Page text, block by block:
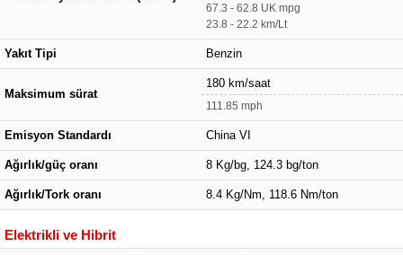
67.3 - 62.8 UK mpg
23.8 - 22.2 km/Lt
Yakıt Tipi Benzin
Maksimum sürat
180 km/saat
111.85 mph
Emisyon Standardı China VI
Ağırlık/güç oranı 8 Kg/bg, 124.3 bg/ton
Ağırlık/Tork oranı 8.4 Kg/Nm, 118.6 Nm/ton
Elektrikli ve Hibrit